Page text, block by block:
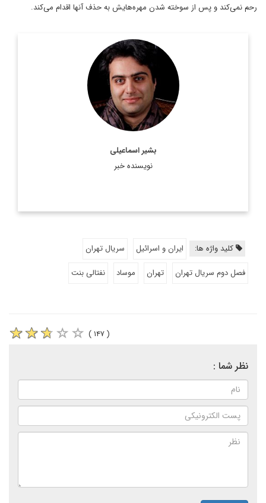
رحم نمی‌کند و پس از سوخته شدن مهره‌هایش به حذف آنها اقدام می‌کند.
بشیر اسماعیلی
نویسنده خبر
عضو هیات علمی دانشگاه آزاد اسلامی
اطلاعات بیشتر
کلید واژه ها: ایران و اسرائیل
سریال تهران
فصل دوم سریال تهران
تهران موساد نفتالی بنت
( ۱۴۷ )
نظر شما :